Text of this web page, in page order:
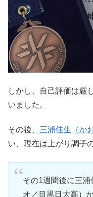
しかし、自己評価は厳
いました。
その後 、三浦佳生（か
い、現在は上がり調子
その1週間後に三
オ／目黒日大高）